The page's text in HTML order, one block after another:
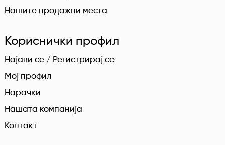
Нашите продажни места
Кориснички профил
Најави се / Регистрирај се
Мој профил
Нарачки
Нашата компанија
Контакт